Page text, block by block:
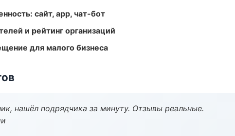
сайт, app, чат-бот
и рейтинг организаций
для малого бизнеса
нашёл подрядчика за минуту. Отзывы реальные.